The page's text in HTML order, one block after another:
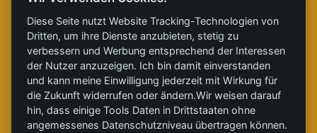
» Folgen Sie uns auf X
» Folgen Sie uns auf LinkedIn
» Folgen Sie uns auf YouTube
Partner: CleanTech zur Dekarbonisierung.
» Schlagworte
Diese Seite nutzt Website Tracking-Technologien von
Dritten, um ihre Dienste anzubieten, stetig zu
verbessern und Werbung entsprechend der Interessen
der Nutzer anzuzeigen. Ich bin damit einverstanden
und kann meine Einwilligung jederzeit mit Wirkung für
die Zukunft widerrufen oder ändern.Wir weisen darauf
hin, dass einige Tools Daten in Drittstaaten ohne
angemessenes Datenschutzniveau übertragen können.